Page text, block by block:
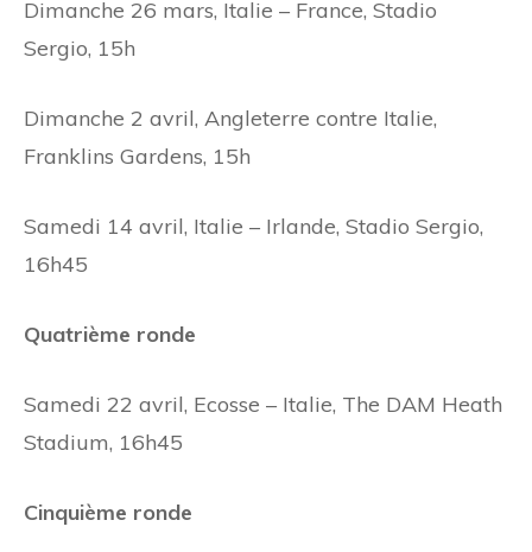
Dimanche 26 mars, Italie – France, Stadio
Sergio, 15h
Dimanche 2 avril, Angleterre contre Italie,
Franklins Gardens, 15h
Samedi 14 avril, Italie – Irlande, Stadio Sergio,
16h45
Quatrième ronde
Samedi 22 avril, Ecosse – Italie, The DAM Heath
Stadium, 16h45
Cinquième ronde